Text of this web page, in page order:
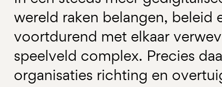
wereld raken belangen, beleid
voortdurend met elkaar
speelveld complex. Precies
organisaties richting en